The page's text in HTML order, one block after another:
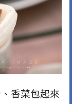
香菜包起來